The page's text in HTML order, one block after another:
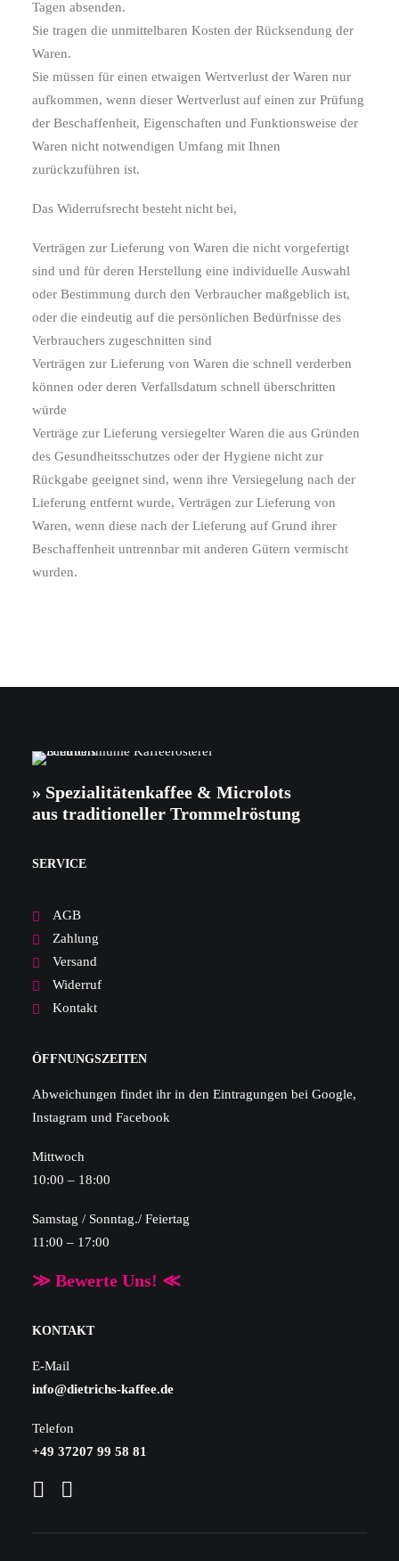
Tagen absenden.
Sie tragen die unmittelbaren Kosten der Rücksendung der
Waren.
Sie müssen für einen etwaigen Wertverlust der Waren nur
aufkommen, wenn dieser Wertverlust auf einen zur Prüfung
der Beschaffenheit, Eigenschaften und Funktionsweise der
Waren nicht notwendigen Umfang mit Ihnen
zurückzuführen ist.
Das Widerrufsrecht besteht nicht bei,
Verträgen zur Lieferung von Waren die nicht vorgefertigt
sind und für deren Herstellung eine individuelle Auswahl
oder Bestimmung durch den Verbraucher maßgeblich ist,
oder die eindeutig auf die persönlichen Bedürfnisse des
Verbrauchers zugeschnitten sind
Verträgen zur Lieferung von Waren die schnell verderben
können oder deren Verfallsdatum schnell überschritten
würde
Verträge zur Lieferung versiegelter Waren die aus Gründen
des Gesundheitsschutzes oder der Hygiene nicht zur
Rückgabe geeignet sind, wenn ihre Versiegelung nach der
Lieferung entfernt wurde, Verträgen zur Lieferung von
Waren, wenn diese nach der Lieferung auf Grund ihrer
Beschaffenheit untrennbar mit anderen Gütern vermischt
wurden.
» Spezialitätenkaffee & Microlots
aus traditioneller Trommelröstung
SERVICE
AGB
Zahlung
Versand
Widerruf
Kontakt
ÖFFNUNGSZEITEN
Abweichungen findet ihr in den Eintragungen bei Google,
Instagram und Facebook
Mittwoch
10:00 – 18:00
Samstag / Sonntag./ Feiertag
11:00 – 17:00
≫ Bewerte Uns! ≪
KONTAKT
E-Mail
info@dietrichs-kaffee.de
Telefon
+49 37207 99 58 81